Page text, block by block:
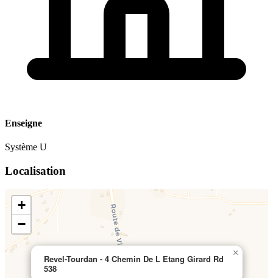
Enseigne
Système U
Localisation
Revel-Tourdan - 4 Chemin De L Etang Girard Rd
538
×
+
−